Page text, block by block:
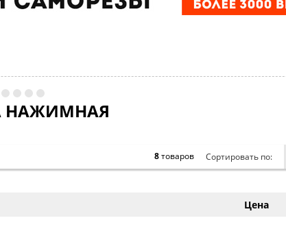
НАЖИМНАЯ
Сортировать по:
8товаров
Цена